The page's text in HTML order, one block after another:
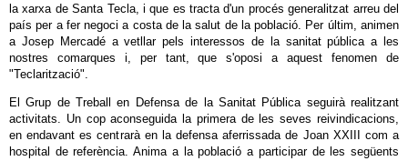
la xarxa de Santa Tecla, i que es tracta d'un procés generalitzat arreu del
país per a fer negoci a costa de la salut de la població. Per últim, animen
a Josep Mercadé a vetllar pels interessos de la sanitat pública a les
nostres comarques i, per tant, que s'oposi a aquest fenomen de
"Teclarització".
El Grup de Treball en Defensa de la Sanitat Pública seguirà realitzant
activitats. Un cop aconseguida la primera de les seves reivindicacions,
en endavant es centrarà en la defensa aferrissada de Joan XXIII com a
hospital de referència. Anima a la població a participar de les següents